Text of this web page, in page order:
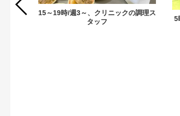
15～19時/週3～、クリニックの調理ス
タッフ
5